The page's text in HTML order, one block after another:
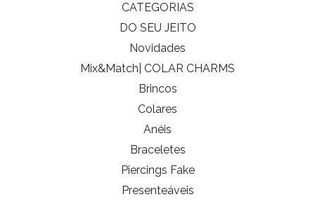
CATEGORIAS
DO SEU JEITO
Novidades
Mix&Match| COLAR CHARMS
Brincos
Colares
Anéis
Braceletes
Piercings Fake
Presenteáveis